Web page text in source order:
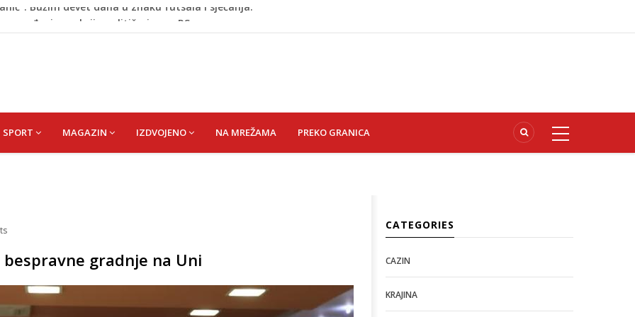
uvođenje sankcija političarima u RS-u
postaje Naše mjesto - Bingo Ljetno kino Tuzla
Bužim devet dana u znaku futsala i sjećanja.
SPORT MAGAZIN IZDVOJENO NA MREŽAMA PREKO GRANICA
gradnje na Uni
CATEGORIES
CAZIN
KRAJINA